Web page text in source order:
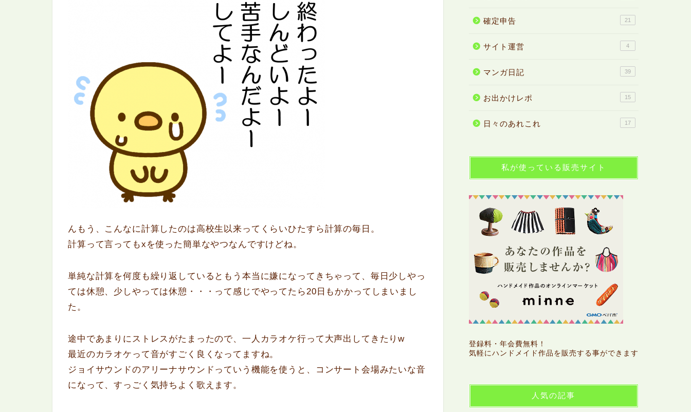
んもう、こんなに計算したのは高校生以来ってくらいひたすら計算の毎日。
計算って言ってもxを使った簡単なやつなんですけどね。
単純な計算を何度も繰り返しているともう本当に嫌になってきちゃって、毎日少しやっ
ては休憩、少しやっては休憩・・・って感じでやってたら20日もかかってしまいまし
た。
途中であまりにストレスがたまったので、一人カラオケ行って大声出してきたりw
最近のカラオケって音がすごく良くなってますね。
ジョイサウンドのアリーナサウンドっていう機能を使うと、コンサート会場みたいな音
になって、すっごく気持ちよく歌えます。
確定申告 21
サイト運営 4
マンガ日記 39
お出かけレポ 15
日々のあれこれ 17
私が使っている販売サイト
登録料・年会費無料！
気軽にハンドメイド作品を販売する事ができます
人気の記事